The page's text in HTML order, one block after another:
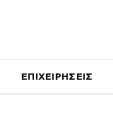
ΕΠΙΧΕΙΡΗΣΕΙΣ